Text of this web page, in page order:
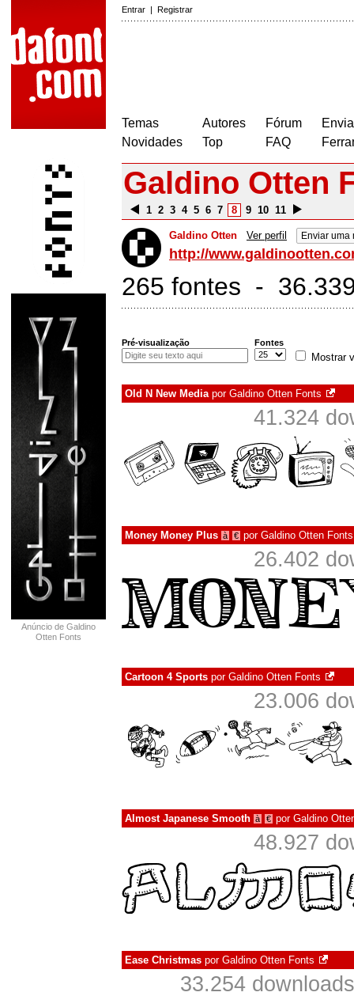
Entrar | Registrar
Temas
Novidades
Autores
Top
Fórum
FAQ
Anúncio de Galdino
Otten Fonts
Galdino Otten
1 2 3 4 5 6 7 8 9 10 11
Galdino Otten Ver perfil Enviar uma
http://
265 fontes -
Pré-visualização Fontes
Mostrar
Old N New Mediapor Galdino Otten Fonts
41.324
Money Money Plus à € por Galdino Otten Fonts
26.402
Cartoon 4 Sports por Galdino Otten Fonts
23.006
Almost Japanese Smooth à € por Galdino
48.927
Ease Christmas por Galdino Otten Fonts
33.254